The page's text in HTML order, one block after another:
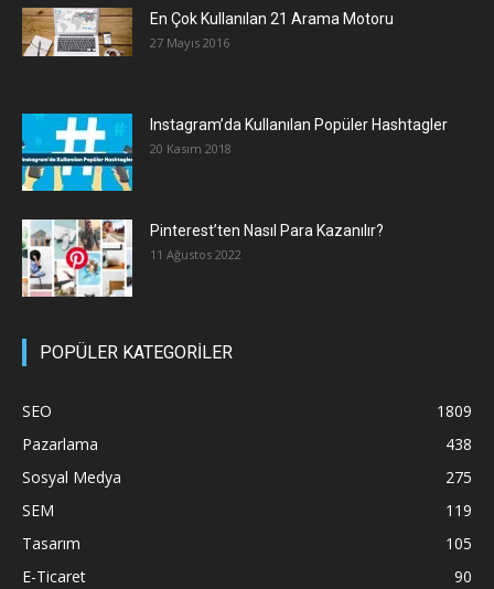
En Çok Kullanılan 21 Arama Motoru
27 Mayıs 2016
Instagram’da Kullanılan Popüler Hashtagler
20 Kasım 2018
Pinterest’ten Nasıl Para Kazanılır?
11 Ağustos 2022
POPÜLER KATEGORİLER
SEO
1809
Pazarlama
438
Sosyal Medya
275
SEM
119
Tasarım
105
E-Ticaret
90